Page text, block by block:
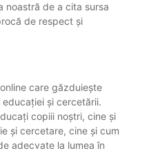
noastră de a cita sursa
de respect și
care găzduiește
și cercetării.
copiii noștri, cine și
și cercetare, cine și cum
adecvate la lumea în